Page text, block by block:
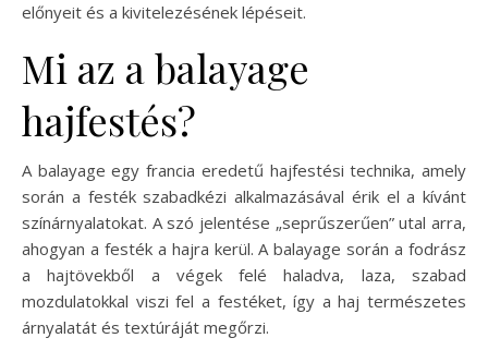
előnyeit és a kivitelezésének lépéseit.
Mi az a balayage
hajfestés?
A balayage egy francia eredetű hajfestési technika, amely
során a festék szabadkézi alkalmazásával érik el a kívánt
színárnyalatokat. A szó jelentése „seprűszerűen” utal arra,
ahogyan a festék a hajra kerül. A balayage során a fodrász
a hajtövekből a végek felé haladva, laza, szabad
mozdulatokkal viszi fel a festéket, így a haj természetes
árnyalatát és textúráját megőrzi.